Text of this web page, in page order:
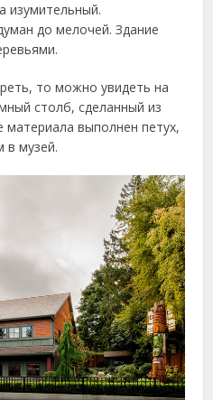
изумительный.
до мелочей. Здание
то можно увидеть на
столб, сделанный из
выполнен петух,
в музей.